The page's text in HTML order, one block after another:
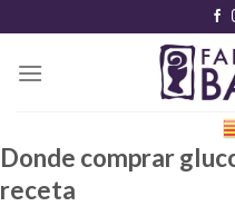
content
Donde comprar
receta